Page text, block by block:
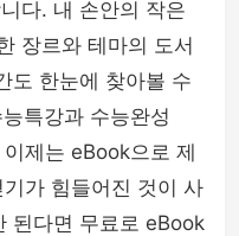
다. 내 손안의 작은
장르와 테마의 도서
도 한눈에 찾아볼 수
특강과 수능완성
제는 eBook으로 제
가 힘들어진 것이 사
된다면 무료로 eBook